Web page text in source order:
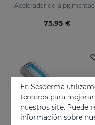
75.95 €
En Sesderma
terceros para
nuestros site. Puede
información sobre